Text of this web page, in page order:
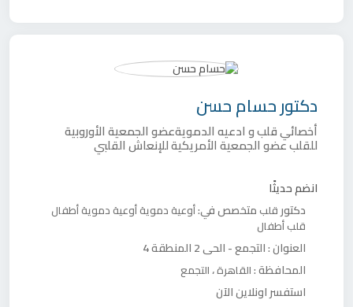
دكتورحسام حسن
أخصائي قلب و ادعيه الدمويةعضو الجمعية الأوروبية
للقلب عضو الجمعية الأمريكية للإنعاش القلبي
انضم حديثًا
دكتور قلب متخصص في:أوعية دمويةأوعية دموية أطفال
قلب أطفال
العنوان :التجمع - الحي 2 المنطقة 4
المحافظة :القاهرة،التجمع
استفسر اونلاين الآن